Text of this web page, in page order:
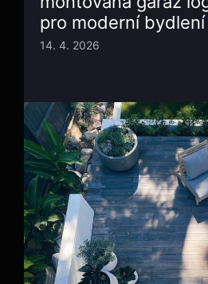
pro moderní bydlení
14. 4. 2026